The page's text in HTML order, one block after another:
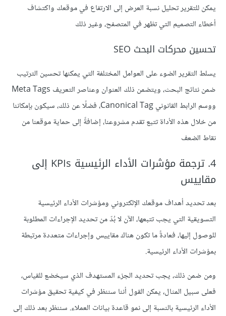
يمكن للتقرير تحليل نسبة العرض إلى الارتفاع في موقعك واكتشاف
أخطاء التصميم التي تظهر في المتصفح، وغير ذلك
تحسين محركات البحث SEO
يسلط التقرير الضوء على العوامل المختلفة التي يمكنها تحسين الترتيب
ضمن نتائج البحث، ويتضمن ذلك العنوان وعناصر التعريف Meta Tags
ووسم الرابط القانوني Canonical Tag، فضلًا عن ذلك، سيكون بإمكاننا
من خلال هذه الأداة تتبع تقدم مشروعنا، إضافةً إلى حماية موقعنا من
نقاط الضعف
4. ترجمة مؤشرات الأداء الرئيسية KPIs إلى
مقاييس
بعد تحديد أهداف موقعك الإلكتروني ومؤشرات الأداء الرئيسية
التسويقية التي يجب تتبعها، الآن لا بُدّ من تحديد الإجراءات المطلوبة
للوصول إليها، فعادةً ما تكون هناك مقاييس وإجراءات متعددة مرتبطة
بمؤشرات الأداء الرئيسية.
ومن ضمن ذلك، يجب تحديد الجزء المستهدف الذي سيخضع للقياس،
فعلى سبيل المثال، يمكن القول أننا سننظر في كيفية تحقيق مؤشرات
الأداء الرئيسية بالنسبة إلى نمو قاعدة بيانات العملاء. سننظر بعد ذلك إلى